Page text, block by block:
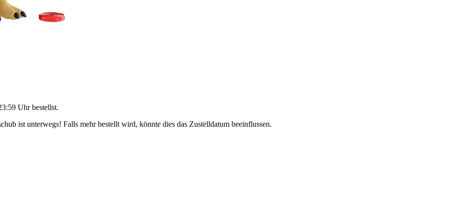
Uhrbestellst.
ist unterwegs! Falls mehr bestellt wird, könnte dies das Zustelldatum beeinflussen.